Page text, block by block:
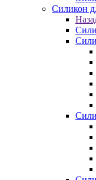
Силикон